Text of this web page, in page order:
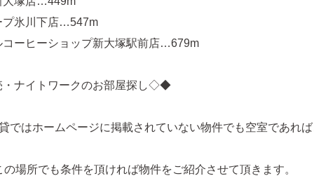
プ氷川下店…547m
コーヒーショップ新大塚駅前店…679m
ナイトワークのお部屋探し◇◆
ではホームページに掲載されていない物件でも空室であれ
の場所でも条件を頂ければ物件をご紹介させて頂きます。